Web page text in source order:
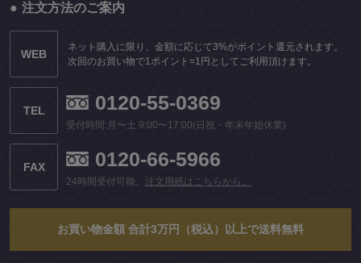
注文方法のご案内
WEB
ネット購入に限り、金額に応じて3%がポイント還元されます。
次回のお買い物で1ポイント=1円としてご利用頂けます。
TEL 0120-55-0369
受付時間:月〜土 9:00〜17:00(日祝・年末年始休業)
FAX 0120-66-5966
24時間受付可能。 注文用紙はこちらから。
お買い物金額 合計3万円（税込）以上で送料無料